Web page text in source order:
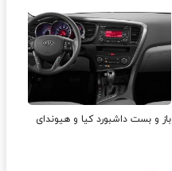
باز و بست داشبورد کیا و هیوندای